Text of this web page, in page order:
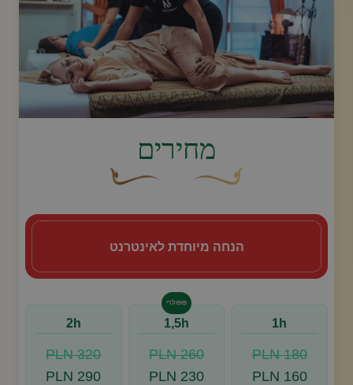
מחירים
הנחה מיוחדת לאינטרנט
1h
180 PLN
160 PLN
פּוֹפּוּלָרִי
1,5h
260 PLN
230 PLN
2h
320 PLN
290 PLN